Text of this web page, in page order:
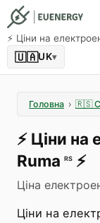
⚡️ Ціни на
🇺🇦UK▾
Головна › 🇷🇸
⚡️ Ціни на
Ruma RS ⚡️
Ціна
Ціни на